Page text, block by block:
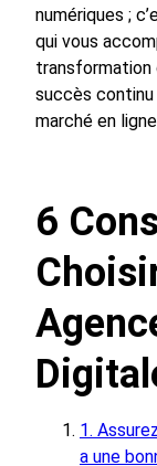
numériques ;
qui vous
transformation
succès
marché en ligne
6
1.
a une